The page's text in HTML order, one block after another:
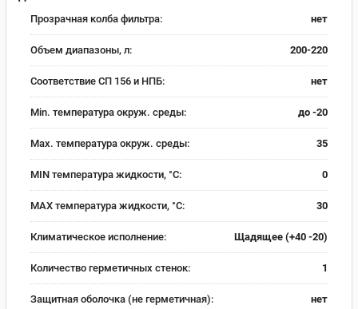
Прозрачная колба фильтра:
нет
Объем диапазоны, л: 200-220
Соответствие СП 156 и НПБ: нет
Min. температура окруж. среды: до -20
Max. температура окруж. среды: 35
MIN температура жидкости, °C: 0
MAX температура жидкости, °C: 30
Климатическое исполнение: Щадящее (+40 -20)
Количество герметичных стенок: 1
Защитная оболочка (не герметичная): нет